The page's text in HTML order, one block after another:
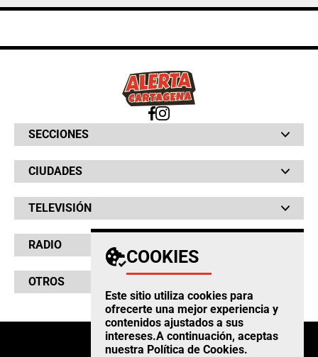
COOKIES
Este sitio utiliza cookies para
ofrecerte una mejor experiencia y
contenidos ajustados a sus
intereses.A continuación, aceptas
nuestra Política de Cookies.
SECCIONES
Bochinches
Hinchada
Judiciales
Qué Susto
Taxiviris
CIUDADES
Barranquilla
Bucaramanga
Cúcuta
Neiva
Paisa
Tolima
TELEVISIÓN
Canal RCN
NTN24
RCN Comerciales
RCN Novelas
Noticias RCN
RADIO
RCN Radio
Deportes RCN
La Mega
Radio 1
El Sol
La FM Plus
OTROS
Fides
La República
RCN Social
SuperLike
Política de Privacidad